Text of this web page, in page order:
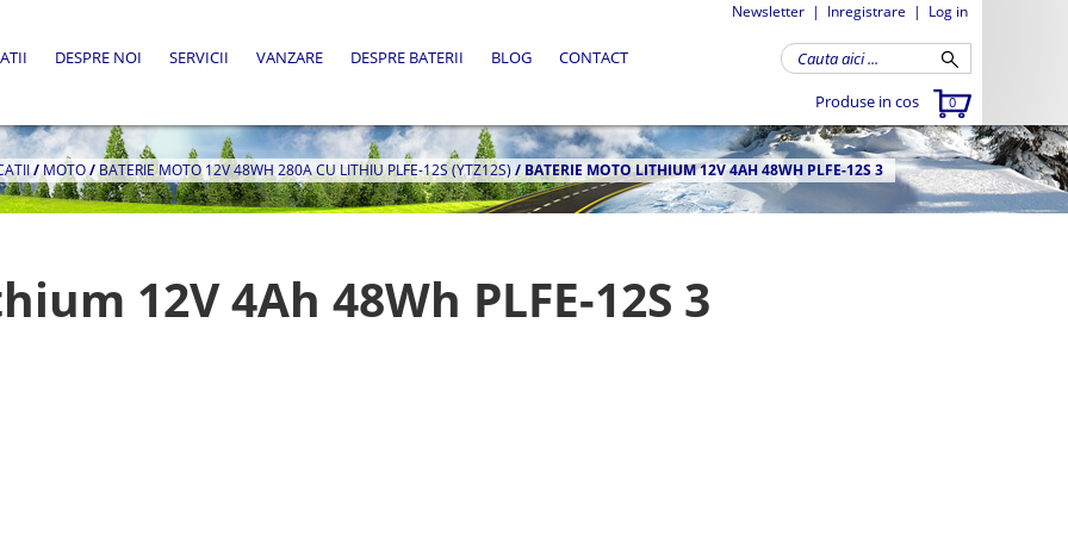
Newsletter | Inregistrare | Log in
Produse in cos 0
DESPRE NOI SERVICII VANZARE DESPRE BATERII BLOG CONTACT
/MOTO/BATERIE MOTO 12V 48WH 280A CU LITHIU PLFE-12S (YTZ12S)/BATERIE MOTO LITHIUM 12V 4AH 48WH PLFE-12S 3
12V 4Ah 48Wh PLFE-12S 3